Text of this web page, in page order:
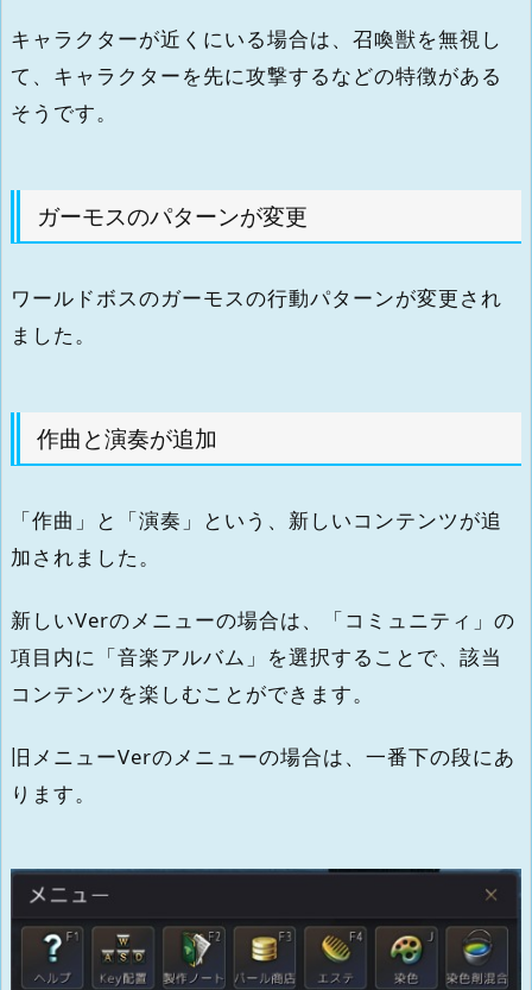
キャラクターが近くにいる場合は、召喚獣を無視し
て、キャラクターを先に攻撃するなどの特徴がある
そうです。
ガーモスのパターンが変更
ワールドボスのガーモスの行動パターンが変更され
ました。
作曲と演奏が追加
「作曲」と「演奏」という、新しいコンテンツが追
加されました。
新しいVerのメニューの場合は、「コミュニティ」の
項目内に「音楽アルバム」を選択することで、該当
コンテンツを楽しむことができます。
旧メニューVerのメニューの場合は、一番下の段にあ
ります。